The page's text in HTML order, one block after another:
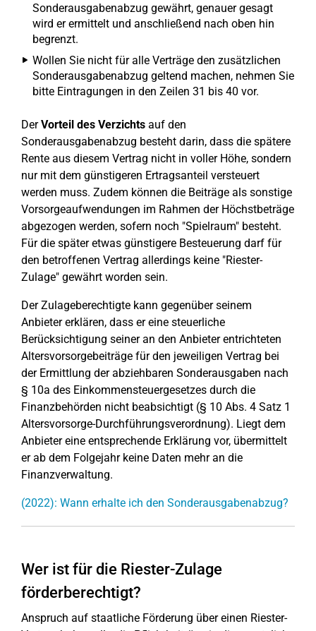
Sonderausgabenabzug gewährt, genauer gesagt
wird er ermittelt und anschließend nach oben hin
begrenzt.
Wollen Sie nicht für alle Verträge den zusätzlichen
Sonderausgabenabzug geltend machen, nehmen Sie
bitte Eintragungen in den Zeilen 31 bis 40 vor.
DerVorteil des Verzichts auf den
Sonderausgabenabzug besteht darin, dass die spätere
Rente aus diesem Vertrag nicht in voller Höhe, sondern
nur mit dem günstigeren Ertragsanteil versteuert
werden muss. Zudem können die Beiträge als sonstige
Vorsorgeaufwendungen im Rahmen der Höchstbeträge
abgezogen werden, sofern noch "Spielraum" besteht.
Für die später etwas günstigere Besteuerung darf für
den betroffenen Vertrag allerdings keine "Riester-
Zulage" gewährt worden sein.
Der Zulageberechtigte kann gegenüber seinem
Anbieter erklären, dass er eine steuerliche
Berücksichtigung seiner an den Anbieter entrichteten
Altersvorsorgebeiträge für den jeweiligen Vertrag bei
der Ermittlung der abziehbaren Sonderausgaben nach
§ 10a des Einkommensteuergesetzes durch die
Finanzbehörden nicht beabsichtigt (§ 10 Abs. 4 Satz 1
Altersvorsorge-Durchführungsverordnung). Liegt dem
Anbieter eine entsprechende Erklärung vor, übermittelt
er ab dem Folgejahr keine Daten mehr an die
Finanzverwaltung.
(2022): Wann erhalte ich den Sonderausgabenabzug?
Wer ist für die Riester-Zulage
förderberechtigt?
Anspruch auf staatliche Förderung über einen Riester-